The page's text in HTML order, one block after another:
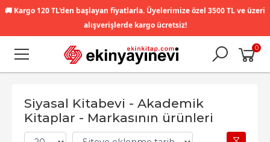
🚚 Kargo 120 TL'den başlayan fiyatlarla. Üyelerimize özel 3500 TL ve üzeri
alışverişlerde kargo ücretsiz!
0
Siyasal Kitabevi - Akademik
Kitaplar - Markasının ürünleri